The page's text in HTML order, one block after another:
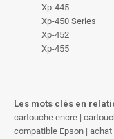
Xp-445
Xp-450 Series
Xp-452
Xp-455
Les mots clés en
cartouche encre |
compatible Epson |